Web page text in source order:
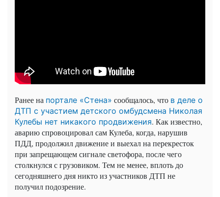
Ранее на портале «Стена» сообщалось, что в деле о
ДТП с участием детского омбудсмена Николая
Кулебы нет никакого продвижения. Как известно,
аварию спровоцировал сам Кулеба, когда, нарушив
ПДД, продолжил движение и выехал на перекресток
при запрещающем сигнале светофора, после чего
столкнулся с грузовиком. Тем не менее, вплоть до
сегодняшнего дня никто из участников ДТП не
получил подозрение.